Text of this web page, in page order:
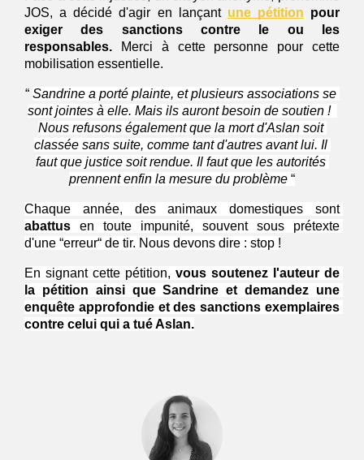
JOS, a décidé d'agir en lançant une pétition pour
exiger des sanctions contre le ou les
responsables. Merci à cette personne pour cette
mobilisation essentielle.
“ Sandrine a porté plainte, et plusieurs associations se
sont jointes à elle. Mais ils auront besoin de soutien !
Nous refusons également que la mort d'Aslan soit
classée sans suite, comme tant d'autres avant lui. Il
faut que justice soit rendue. Il faut que les autorités
prennent enfin la mesure du problème “
Chaque année, des animaux domestiques sont
abattus en toute impunité, souvent sous prétexte
d'une “erreur“ de tir. Nous devons dire : stop !
En signant cette pétition, vous soutenez l'auteur de
la pétition ainsi que Sandrine et demandez une
enquête approfondie et des sanctions exemplaires
contre celui qui a tué Aslan.